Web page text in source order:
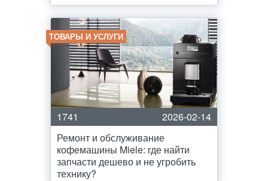
ТОВАРЫ И УСЛУГИ
1741
2026-02-14
Ремонт и обслуживание
кофемашины Miele: где найти
запчасти дешево и не угробить
технику?